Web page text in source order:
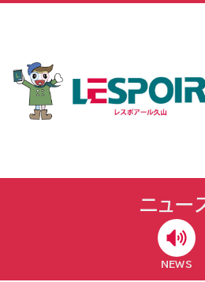
ニュー
NEWS